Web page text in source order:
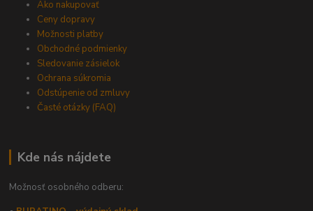
Ako nakupovať
Ceny dopravy
Možnosti platby
Obchodné podmienky
Sledovanie zásielok
Ochrana súkromia
Odstúpenie od zmluvy
Časté otázky (FAQ)
Kde nás nájdete
Možnosť osobného odberu: